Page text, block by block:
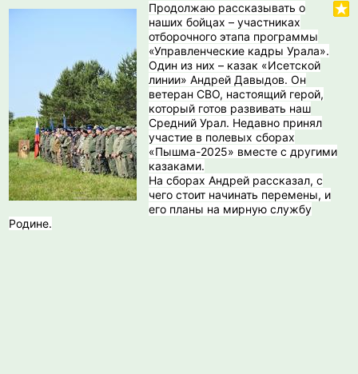
Продолжаю рассказывать о
наших бойцах – участниках
отборочного этапа программы
«Управленческие кадры Урала».
Один из них – казак «Исетской
линии» Андрей Давыдов. Он
ветеран СВО, настоящий герой,
который готов развивать наш
Средний Урал. Недавно принял
участие в полевых сборах
«Пышма-2025» вместе с другими
казаками.
На сборах Андрей рассказал, с
чего стоит начинать перемены, и
его планы на мирную службу
Родине.